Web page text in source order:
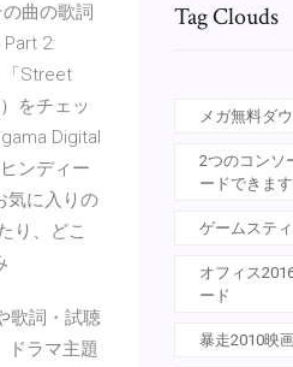
曲の歌詞
2:
「Street
をチェッ
Digital
ンディー
気に入りの
り、どこ
歌詞・試聴
ドラマ主題
Tag Clouds
メガ無料ダ
2つのコンソ
ードできま
ゲームステ
オフィス
ード
暴走2010映